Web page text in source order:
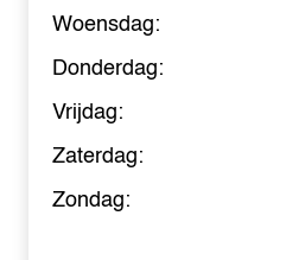
Woensdag:
Donderdag:
Vrijdag:
Zaterdag:
Zondag: